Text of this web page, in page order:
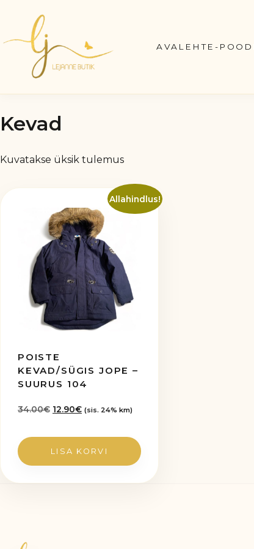
AVALEHTE-POOD
content
Kevad
Kuvatakse üksik tulemus
Allahindlus!
POISTE
KEVAD/SÜGIS JOPE –
SUURUS 104
34.00€ Algne
34.00€.
12.90€Praegune
12.90€.
(sis. 24% km)
LISA KORVI